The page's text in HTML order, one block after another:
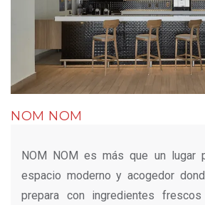
NOM NOM
NOM NOM es más que un lugar
espacio moderno y acogedor
prepara con ingredientes